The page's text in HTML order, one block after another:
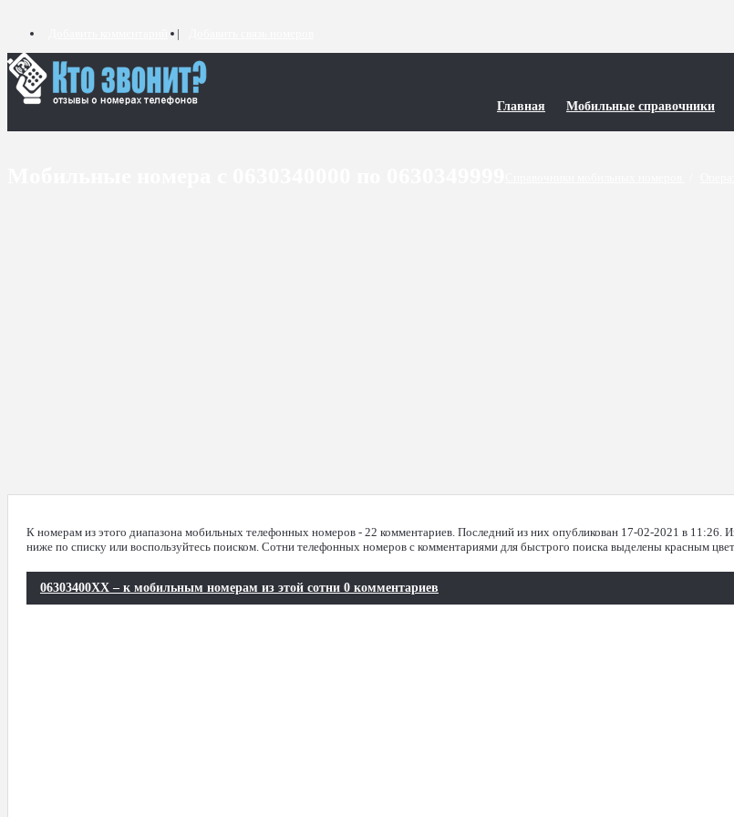
Главная Мобильные справочники
К номерам из этого диапазона мобильных телефонных номеров - 22 комментариев. Последний из них опубликован 17-02-2021 в 11:26.
ниже по списку или воспользуйтесь поиском. Сотни телефонных номеров с комментариями для быстрого поиска выделены красным
06303400XX – к мобильным номерам из этой сотни 0 комментариев